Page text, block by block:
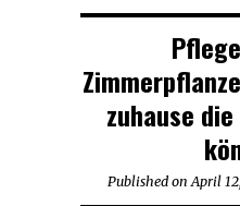
zuhause
Published on April